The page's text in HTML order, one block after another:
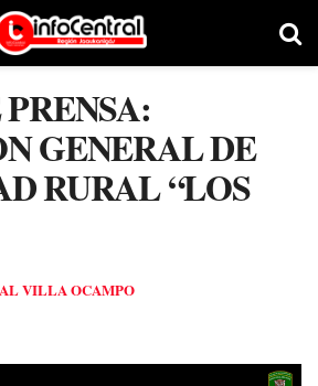
GENERAL DE
RURAL “LOS
VILLA OCAMPO